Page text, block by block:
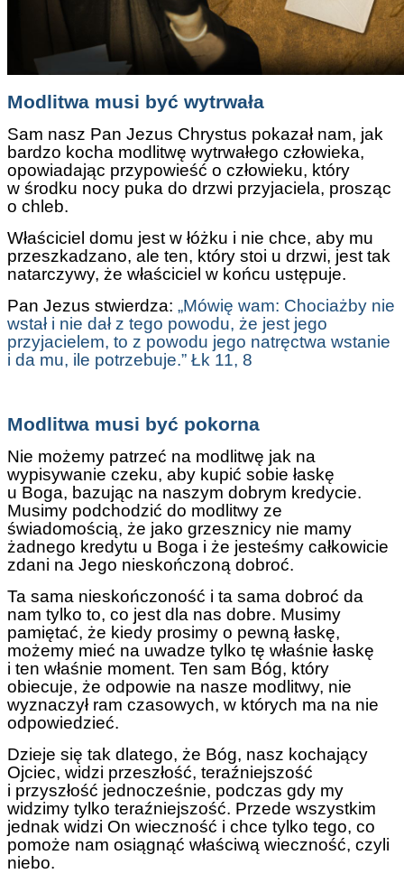
Modlitwa musi być wytrwała
Sam nasz Pan Jezus Chrystus pokazał nam, jak
bardzo kocha modlitwę wytrwałego człowieka,
opowiadając przypowieść o człowieku, który
w środku nocy puka do drzwi przyjaciela, prosząc
o chleb.
Właściciel domu jest w łóżku i nie chce, aby mu
przeszkadzano, ale ten, który stoi u drzwi, jest tak
natarczywy, że właściciel w końcu ustępuje.
Pan Jezus stwierdza: „Mówię wam: Chociażby nie
wstał i nie dał z tego powodu, że jest jego
przyjacielem, to z powodu jego natręctwa wstanie
i da mu, ile potrzebuje.” Łk 11, 8
Modlitwa musi być pokorna
Nie możemy patrzeć na modlitwę jak na
wypisywanie czeku, aby kupić sobie łaskę
u Boga, bazując na naszym dobrym kredycie.
Musimy podchodzić do modlitwy ze
świadomością, że jako grzesznicy nie mamy
żadnego kredytu u Boga i że jesteśmy całkowicie
zdani na Jego nieskończoną dobroć.
Ta sama nieskończoność i ta sama dobroć da
nam tylko to, co jest dla nas dobre. Musimy
pamiętać, że kiedy prosimy o pewną łaskę,
możemy mieć na uwadze tylko tę właśnie łaskę
i ten właśnie moment. Ten sam Bóg, który
obiecuje, że odpowie na nasze modlitwy, nie
wyznaczył ram czasowych, w których ma na nie
odpowiedzieć.
Dzieje się tak dlatego, że Bóg, nasz kochający
Ojciec, widzi przeszłość, teraźniejszość
i przyszłość jednocześnie, podczas gdy my
widzimy tylko teraźniejszość. Przede wszystkim
jednak widzi On wieczność i chce tylko tego, co
pomoże nam osiągnąć właściwą wieczność, czyli
niebo.